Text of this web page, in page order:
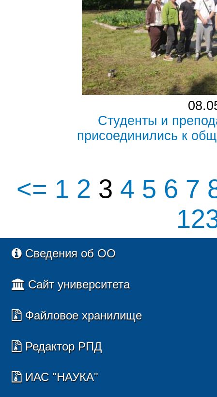
Студенты и
присоединились к
<= 1 2 3 4 5 6 7
Сведения об ОО
Сайт университета
Файловое хранилище
Редактор РПД
ИАС "НАУКА"